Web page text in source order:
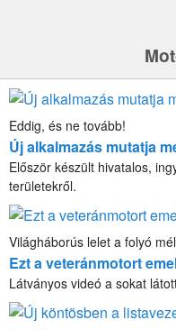
Eddig, és ne tovább!
Új alkalmazás mutatja
Először készült hivatalos,
területekről.
Világháborús lelet a folyó
Ezt a veteránmotort
Látványos videó a sokat